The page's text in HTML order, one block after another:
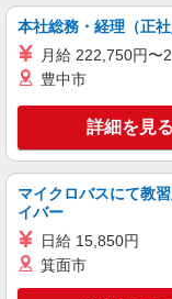
可
+゜
キープ
派遣社員
株式会社シエロ
【
売
（規定あり
+゜
頂
い
キープ
本社総務・経理（正
月給 222,750円〜
豊中市
詳細を見る
マイクロバスにて教
イバー
日給 15,850円
箕面市